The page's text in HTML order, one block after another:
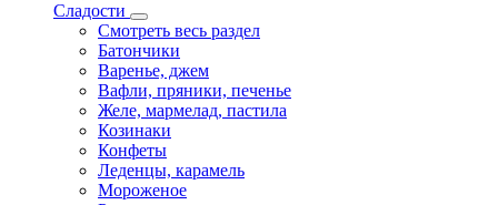
Сладости
Смотреть весь раздел
Батончики
Варенье, джем
Вафли, пряники, печенье
Желе, мармелад, пастила
Козинаки
Конфеты
Леденцы, карамель
Мороженое